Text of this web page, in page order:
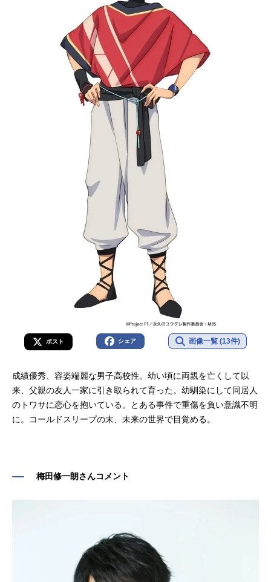
ポスト シェア 画像一覧 (13件)
成績優秀、容姿端麗な男子高校性。幼い頃に両親を亡くして以
来、父親の友人一家に引き取られて育った。幼馴染にして同居人
のトワサに恋心を抱いている。とある事件で重傷を負い意識不明
に。コールドスリープの末、未来の世界で目覚める。
梅田修一朗さんコメント